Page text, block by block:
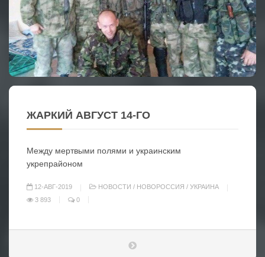
ЖАРКИЙ АВГУСТ 14-ГО
Между мертвыми полями и украинским
укрепрайоном
12-АВГ-2019 НОВОСТИ / НОВОРОССИЯ / УКРАИНА
3 893
0